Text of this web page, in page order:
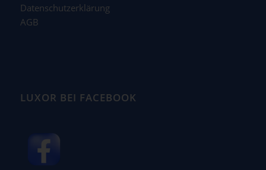
Datenschutzerklärung
AGB
LUXOR BEI FACEBOOK